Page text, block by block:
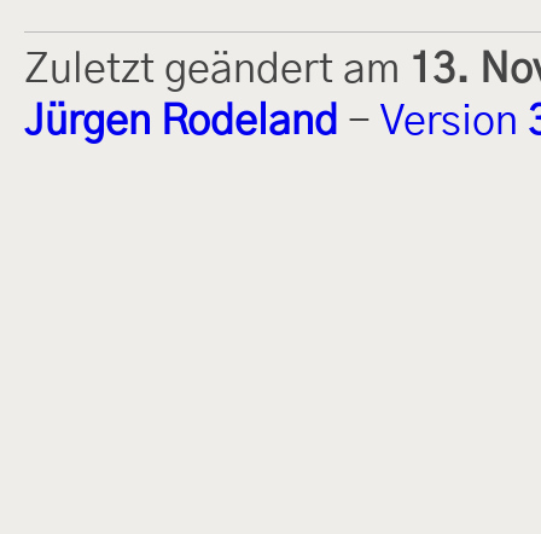
Zuletzt geändert am 13.
Jürgen Rodeland - Version